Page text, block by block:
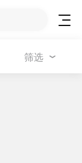
筛选